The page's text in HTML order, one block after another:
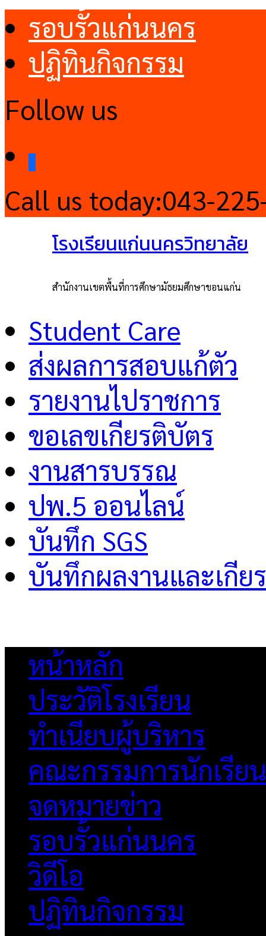
รอบรั้วแก่นนคร
ปฏิทินกิจกรรม
Follow us
Call us today:043-
โรงเรียนแก่นนครวิทยาลัย
สำนักงานเขตพื้นที่การศึกษามัธยมศึกษาขอนแก่น
Student Care
ส่งผลการสอบแก้ตัว
รายงานไปราชการ
ขอเลขเกียรติบัตร
งานสารบรรณ
ปพ.5 ออนไลน์
บันทึก SGS
บันทึกผลงานและเกีย
หน้าหลัก
ประวัติโรงเรียน
ทำเนียบผู้บริหาร
คณะกรรมการนักเรียน
จดหมายข่าว
รอบรั้วแก่นนคร
วิดีโอ
ปฏิทินกิจกรรม